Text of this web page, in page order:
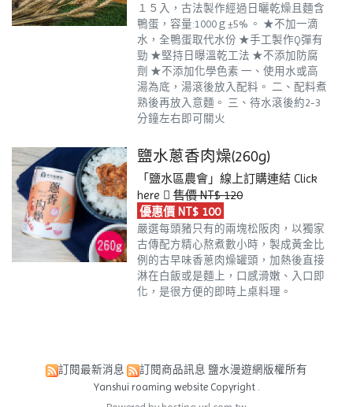
１５入，古法製作經過日曬乾燥且麵含
鴨蛋，容量:1000ｇ±5% 。 ★不加一滴
水，全鴨蛋取代水份 ★手工製作Q彈有
勁 ★堅持日曝溫乾工法 ★不添加防腐
劑 ★不添加化學色素 一、使用水或高
湯為底，湯滾後放入配料。 二、配料煮
熟後再放入意麵。 三、待水滾後約2-3
分鐘左右即可關火
鹽水蔥香肉燥(260g)
「鹽水區農會」線上訂購連結 Click
here
售價 NT$ 120
優惠價 NT$ 100
嚴選每頭豬只有的兩塊松阪肉，以獨家
古傳配方精心熬煮數小時，製成黃金比
例的古早味香蔥肉燥罐頭，加熱後直接
淋在白飯或是麵上，口感滑嫩、入口即
化，是很方便的即時上桌料理。
訂閱最新消息 訂閱商品訊息 鹽水漫遊網版權所有
Yanshui roaming website Copyright .